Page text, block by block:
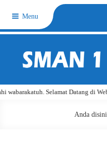
Menu
Selamat Datang di
Anda